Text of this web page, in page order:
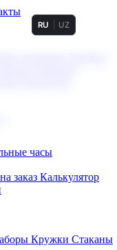
RU UZ
часы
заказ Калькулятор
Кружки Стаканы